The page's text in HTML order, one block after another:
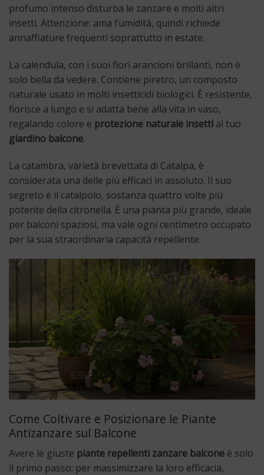
profumo intenso disturba le zanzare e molti altri
insetti. Attenzione: ama l’umidità, quindi richiede
annaffiature frequenti soprattutto in estate.
La calendula, con i suoi fiori arancioni brillanti, non è
solo bella da vedere. Contiene piretro, un composto
naturale usato in molti insetticidi biologici. È resistente,
fiorisce a lungo e si adatta bene alla vita in vaso,
regalando colore e protezione naturale insetti al tuo
giardino balcone.
La catambra, varietà brevettata di Catalpa, è
considerata una delle più efficaci in assoluto. Il suo
segreto è il catalpolo, sostanza quattro volte più
potente della citronella. È una pianta più grande, ideale
per balconi spaziosi, ma vale ogni centimetro occupato
per la sua straordinaria capacità repellente.
Come Coltivare e Posizionare le Piante
Antizanzare sul Balcone
Avere le giuste piante repellenti zanzare balcone è solo
il primo passo: per massimizzare la loro efficacia,